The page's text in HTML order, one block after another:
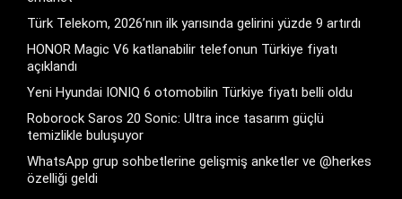
Türk Telekom, 2026’nın ilk yarısında gelirini yüzde 9 artırdı
HONOR Magic V6 katlanabilir telefonun Türkiye fiyatı
açıklandı
Yeni Hyundai IONIQ 6 otomobilin Türkiye fiyatı belli oldu
Roborock Saros 20 Sonic: Ultra ince tasarım güçlü
temizlikle buluşuyor
WhatsApp grup sohbetlerine gelişmiş anketler ve @herkes
özelliği geldi